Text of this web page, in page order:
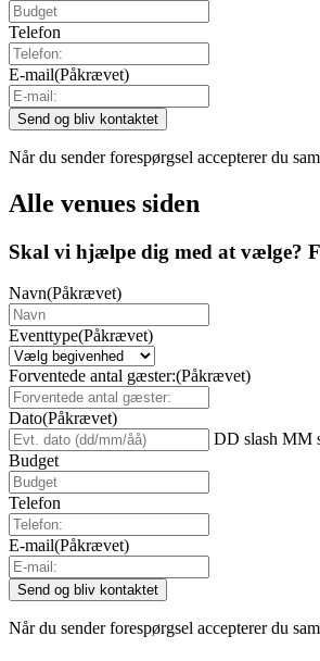
Telefon
E-mail(Påkrævet)
Når du sender forespørgsel accepterer du
Alle venues siden
Skal vi hjælpe dig med at vælge?
Navn(Påkrævet)
Eventtype(Påkrævet)
Forventede antal gæster:(Påkrævet)
Dato(Påkrævet)
DD slash MM
Budget
Telefon
E-mail(Påkrævet)
Når du sender forespørgsel accepterer du